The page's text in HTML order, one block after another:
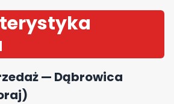
— Dąbrowica